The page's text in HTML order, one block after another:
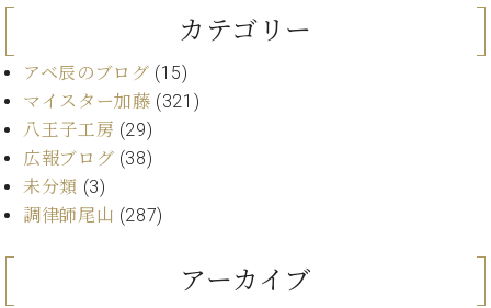
ト
ピ
ア
C.
ベ
ノ
の
コ
ン
ェ
ル
カテゴリー
アベ辰のブログ (15)
マイスター加藤 (321)
八王子工房 (29)
広報ブログ (38)
未分類 (3)
調律師尾山 (287)
アーカイブ